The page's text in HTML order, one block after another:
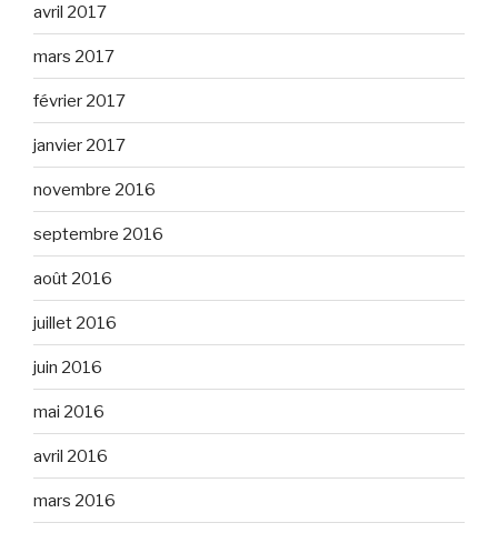
avril 2017
mars 2017
février 2017
janvier 2017
novembre 2016
septembre 2016
août 2016
juillet 2016
juin 2016
mai 2016
avril 2016
mars 2016